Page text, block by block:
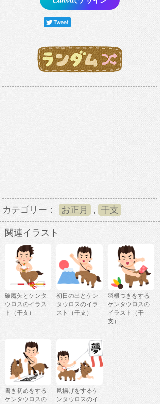
カテゴリー： お正月 , 干支
関連イラスト
破魔矢とケンタ
ウロスのイラス
ト（干支）
初日の出とケン
タウロスのイラ
スト（干支）
羽根つきをする
ケンタウロスの
イラスト（干
支）
書き初めをする
ケンタウロスの
凧揚げをするケ
ンタウロスのイ